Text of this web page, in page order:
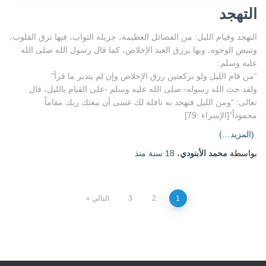
التهجد
التهجد وقيام الليل: من الفضائل العظيمة، جزيلة الثواب، فيها ترق القلوب،
وتبيض الوجوه، وبها يرزق العبد الإخلاص، كما قال رسول الله صلى الله
عليه وسلم:
“من قام الليل ولو بركعتين رزق الإخلاص وإن لم يتدبر ما قرأ”
ولقد حث الله رسوله- صلى الله عليه وسلم -على القيام بالليل، قال
تعالى: “ومن الليل فتهجد به نافلة لك عسى أن يبعثك ربك مقاماً
محموداً”[الإسراء :79]
(المزيد…)
بواسطة محمد الأبنودي، 18 سنة منذ
المقالات
1
2
3 التالي